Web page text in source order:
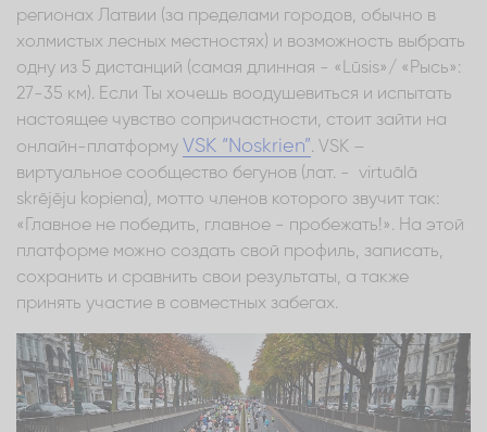
регионах Латвии (за пределами городов, обычно в
холмистых лесных местностях) и возможность выбрать
одну из 5 дистанций (самая длинная - «Lūsis»/ «Рысь»:
27-35 км). Если Ты хочешь воодушевиться и испытать
настоящее чувство сопричастности, стоит зайти на
онлайн-платформу VSK “Noskrien”. VSK –
виртуальное сообщество бегунов (лат. - virtuālā
skrējēju kopiena), мотто членов которого звучит так:
«Главное не победить, главное - пробежать!». На этой
платформе можно создать свой профиль, записать,
сохранить и сравнить свои результаты, а также
принять участие в совместных забегах.